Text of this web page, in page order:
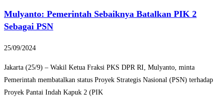
Mulyanto: Pemerintah Sebaiknya Batalkan PIK 2
Sebagai PSN
25/09/2024
Jakarta (25/9) – Wakil Ketua Fraksi PKS DPR RI, Mulyanto, minta
Pemerintah membatalkan status Proyek Strategis Nasional (PSN) terhadap
Proyek Pantai Indah Kapuk 2 (PIK